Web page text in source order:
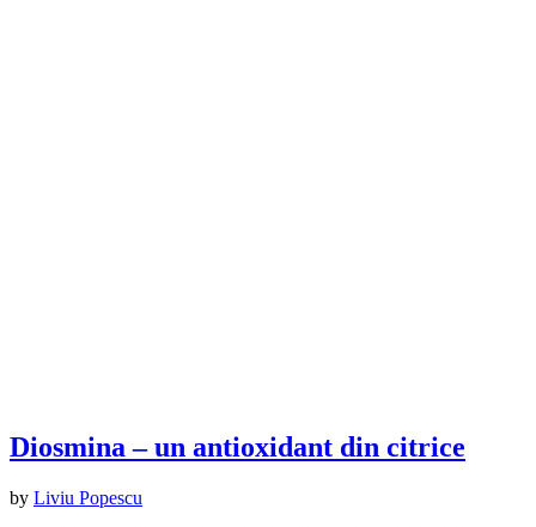
Diosmina – un antioxidant din citrice
by Liviu Popescu